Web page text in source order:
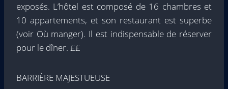
exposés. L’hôtel est composé de 16 chambres et
10 appartements, et son restaurant est superbe
(voir Où manger). Il est indispensable de réserver
pour le dîner. ££
BARRIÈRE MAJESTUEUSE